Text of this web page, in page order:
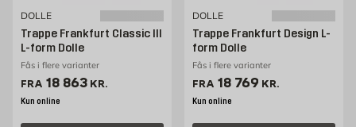
DOLLE
Trappe Frankfurt Classic III
L-form Dolle
Fås i flere varianter
FRA Pris 18863 kr. /stk
18 863 KR.
Kun online
DOLLE
Trappe Frankfurt Design L-
form Dolle
Fås i flere varianter
FRA Pris 18769 kr. /stk
18 769 KR.
Kun online